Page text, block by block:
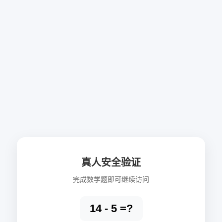
真人安全验证
完成数学题即可继续访问
14 - 5 =?